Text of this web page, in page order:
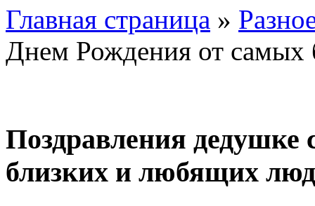
Главная страница »
Днем Рождения от
Поздравления
близких и любящих